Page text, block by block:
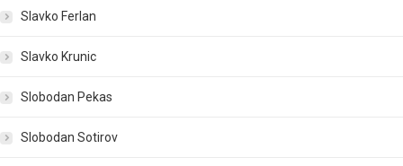
Slavko Ferlan
Slavko Krunic
Slobodan Pekas
Slobodan Sotirov